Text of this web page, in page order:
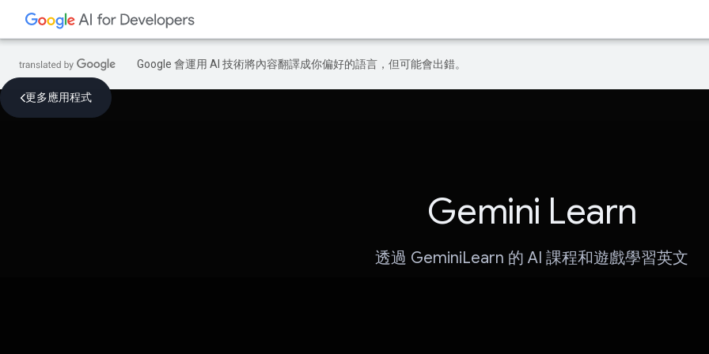
Google 會運用 AI 技術將內容翻譯成你偏好的語言，但可能會出錯。
更多應用程式
Gemini Learn
透過 GeminiLearn 的 AI 課程和遊戲學習英文